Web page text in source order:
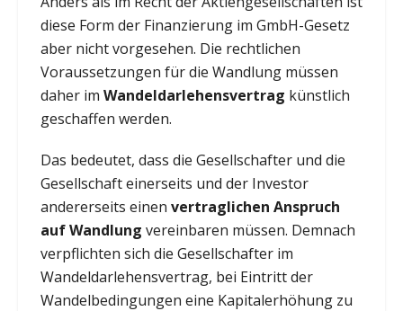
diese Form der Finanzierung im GmbH-Gesetz
aber nicht vorgesehen. Die rechtlichen
Voraussetzungen für die Wandlung müssen
daher im Wandeldarlehensvertrag künstlich
geschaffen werden.
Das bedeutet, dass die Gesellschafter und die
Gesellschaft einerseits und der Investor
andererseits einen vertraglichen Anspruch
auf Wandlung vereinbaren müssen. Demnach
verpflichten sich die Gesellschafter im
Wandeldarlehensvertrag, bei Eintritt der
Wandelbedingungen eine Kapitalerhöhung zu